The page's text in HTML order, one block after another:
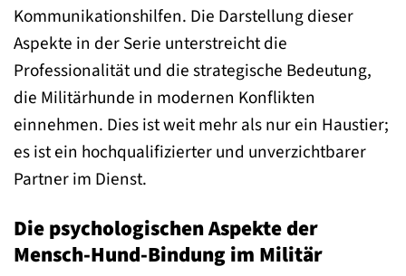
Kommunikationshilfen. Die Darstellung dieser
Aspekte in der Serie unterstreicht die
Professionalität und die strategische Bedeutung,
die Militärhunde in modernen Konflikten
einnehmen. Dies ist weit mehr als nur ein Haustier;
es ist ein hochqualifizierter und unverzichtbarer
Partner im Dienst.
Die psychologischen Aspekte der
Mensch-Hund-Bindung im Militär